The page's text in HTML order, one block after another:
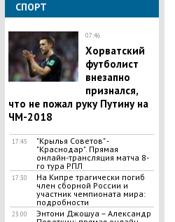
СПОРТ
07:46
Хорватский
футболист
внезапно
признался,
что не пожал руку Путину на
ЧМ-2018
17:45
"Крылья Советов" -
"Краснодар". Прямая
онлайн-трансляция матча 8-
го тура РПЛ
17:30
На Кипре трагически погиб
член сборной России и
участник чемпионата мира:
подробности
23:00
Энтони Джошуа – Александр